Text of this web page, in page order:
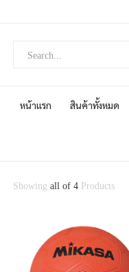
หน้าแรก สินค้าทั้งหมด
Showing all of 4 Products